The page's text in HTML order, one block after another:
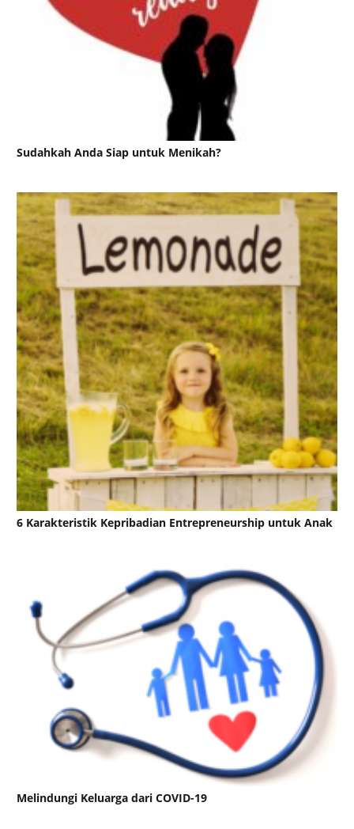
Sudahkah Anda Siap untuk Menikah?
6 Karakteristik Kepribadian Entrepreneurship untuk Anak
Melindungi Keluarga dari COVID-19